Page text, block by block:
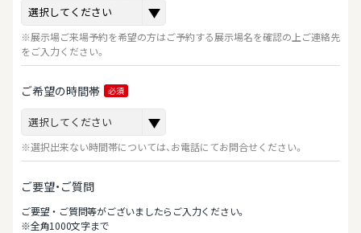
※展示場ご来場予約を希望の方はご予約する展示場名を確認の上ご連絡先
をご入力ください。
ご希望の時間帯 必須
※選択出来ない時間帯については、お電話にてお問合せください。
ご要望・ご質問
ご要望‧ご質問等がございましたらご⼊⼒ください。
※全⾓1000⽂字まで